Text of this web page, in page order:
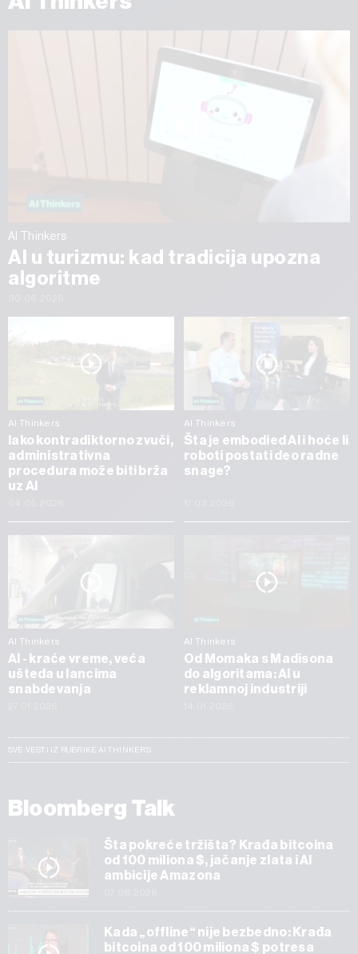
AI Thinkers
AI u turizmu: kad tradicija upozna
algoritme
AI Thinkers
Iako kontradiktorno zvuči,
administrativna
procedura može biti brža
uz AI
AI Thinkers
Šta je embodied AI i hoće li
roboti postati deo radne
snage?
AI Thinkers
AI - kraće vreme, veća
ušteda u lancima
snabdevanja
AI Thinkers
Od Momaka s Madisona
do algoritama: AI u
reklamnoj industriji
SVE VESTI IZ RUBRIKE AI THINKERS
Bloomberg Talk
Šta pokreće tržišta? Krađa bitcoina
od 100 miliona $, jačanje zlata i AI
ambicije Amazona
Kada „offline“ nije bezbedno: Krađa
bitcoina od 100 miliona $ potresa